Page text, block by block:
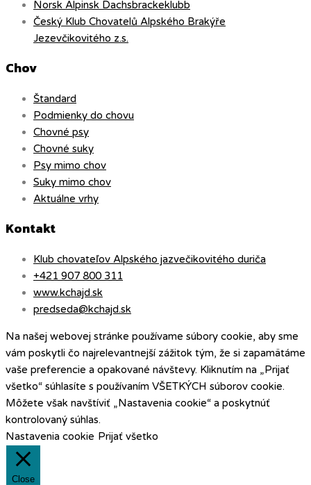
Norsk Alpinsk Dachsbrackeklubb
Český Klub Chovatelů Alpského Brakýře
Jezevčikovitého z.s.
Chov
Štandard
Podmienky do chovu
Chovné psy
Chovné suky
Psy mimo chov
Suky mimo chov
Aktuálne vrhy
Kontakt
Klub chovateľov Alpského jazvečikovitého duriča
+421 907 800 311
www.kchajd.sk
predseda@kchajd.sk
Na našej webovej stránke používame súbory cookie, aby sme
vám poskytli čo najrelevantnejší zážitok tým, že si zapamätáme
vaše preferencie a opakované návštevy. Kliknutím na „Prijať
všetko“ súhlasíte s používaním VŠETKÝCH súborov cookie.
Môžete však navštíviť „Nastavenia cookie“ a poskytnúť
kontrolovaný súhlas.
Nastavenia cookie Prijať všetko
Close